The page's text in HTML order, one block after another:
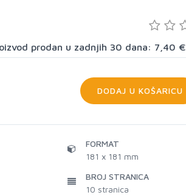
prodan u zadnjih 30 dana: 7,40 €
DODAJ U KOŠARICU
FORMAT
181 x 181 mm
BROJ STRANICA
10 stranica